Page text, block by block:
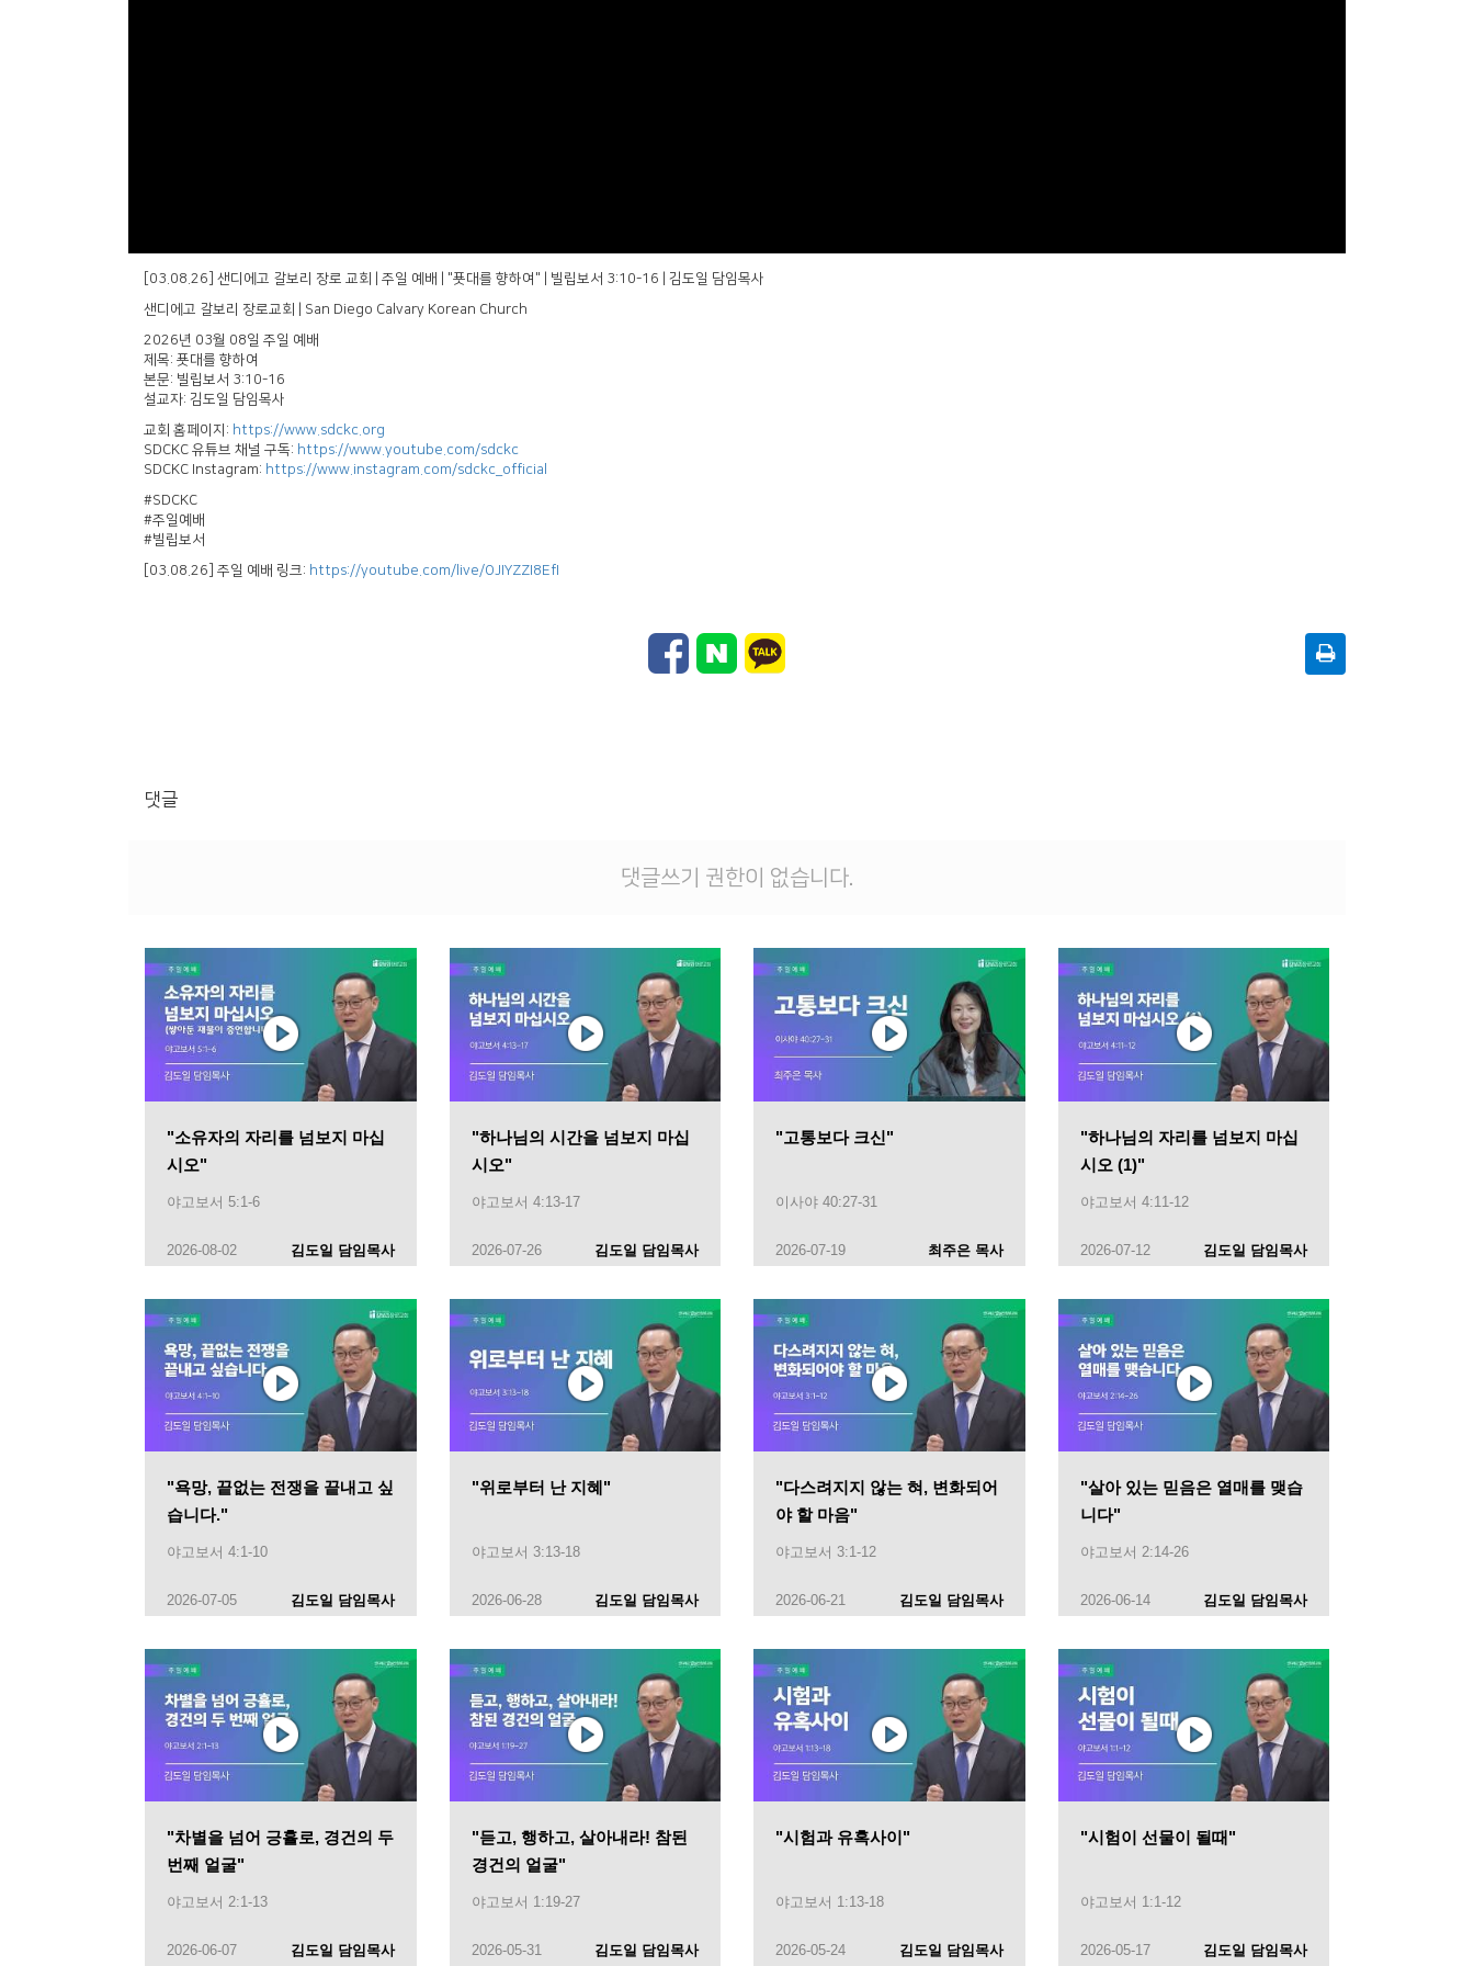
[03.08.26] 샌디에고 갈보리 장로 교회 | 주일 예배 | "푯대를 향하여" | 빌립보서 3:10-16 | 김도일 담임목사
샌디에고 갈보리 장로교회 | San Diego Calvary Korean Church
2026년 03월 08일 주일 예배
제목: 푯대를 향하여
본문: 빌립보서 3:10-16
설교자: 김도일 담임목사
교회 홈페이지: https://www.sdckc.org
SDCKC 유튜브 채널 구독: https://www.youtube.com/sdckc
SDCKC Instagram: https://www.instagram.com/sdckc_official
#SDCKC
#주일예배
#빌립보서
[03.08.26] 주일 예배 링크: https://youtube.com/live/OJIYZZI8EfI
댓글
댓글쓰기 권한이 없습니다.
"소유자의 자리를 넘보지 마십
시오"
야고보서 5:1-6
2026-08-02 김도일 담임목사
"하나님의 시간을 넘보지 마십
시오"
야고보서 4:13-17
2026-07-26 김도일 담임목사
"고통보다 크신"
이사야 40:27-31
2026-07-19 최주은 목사
"하나님의 자리를 넘보지 마십
시오 (1)"
야고보서 4:11-12
2026-07-12 김도일 담임목사
"욕망, 끝없는 전쟁을 끝내고 싶
습니다."
야고보서 4:1-10
2026-07-05 김도일 담임목사
"위로부터 난 지혜"
야고보서 3:13-18
2026-06-28 김도일 담임목사
"다스려지지 않는 혀, 변화되어
야 할 마음"
야고보서 3:1-12
2026-06-21 김도일 담임목사
"살아 있는 믿음은 열매를 맺습
니다"
야고보서 2:14-26
2026-06-14 김도일 담임목사
"차별을 넘어 긍휼로, 경건의 두
번째 얼굴"
야고보서 2:1-13
2026-06-07 김도일 담임목사
"듣고, 행하고, 살아내라! 참된
경건의 얼굴"
야고보서 1:19-27
2026-05-31 김도일 담임목사
"시험과 유혹사이"
야고보서 1:13-18
2026-05-24 김도일 담임목사
"시험이 선물이 될때"
야고보서 1:1-12
2026-05-17 김도일 담임목사